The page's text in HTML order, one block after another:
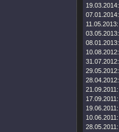
19.03.2014:
07.01.2014:
11.05.2013:
03.05.2013:
08.01.2013:
10.08.2012:
31.07.2012:
29.05.2012:
28.04.2012:
21.09.2011:
17.09.2011:
19.06.2011:
10.06.2011:
28.05.2011: